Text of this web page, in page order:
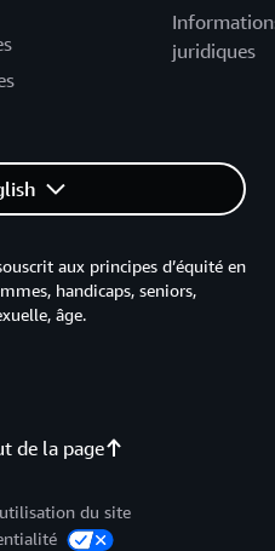
juridiques
de la page
aux principes d’équité en
handicaps, seniors,
âge.
du site